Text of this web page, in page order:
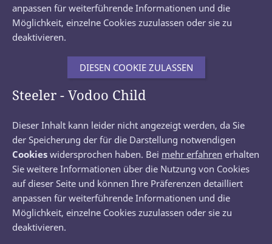
anpassen für weiterführende Informationen und die
Möglichkeit, einzelne Cookies zuzulassen oder sie zu
deaktivieren.
DIESEN COOKIE ZULASSEN
Steeler - Vodoo Child
Dieser Inhalt kann leider nicht angezeigt werden, da Sie
der Speicherung der für die Darstellung notwendigen
Cookies widersprochen haben. Bei mehr erfahren erhalten
Sie weitere Informationen über die Nutzung von Cookies
auf dieser Seite und können Ihre Präferenzen detailliert
anpassen für weiterführende Informationen und die
Möglichkeit, einzelne Cookies zuzulassen oder sie zu
deaktivieren.